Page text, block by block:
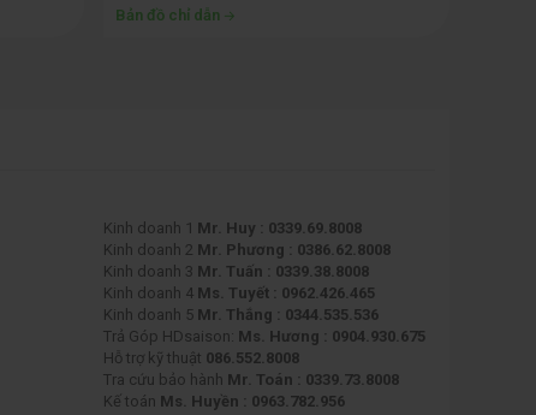
Bản đồ chỉ dẫn
Kinh doanh 1 Mr. Huy : 0339.69.8008
Kinh doanh 2 Mr. Phương : 0386.62.8008
Kinh doanh 3 Mr. Tuấn : 0339.38.8008
Kinh doanh 4 Ms. Tuyết : 0962.426.465
Kinh doanh 5 Mr. Thắng : 0344.535.536
Trả Góp HDsaison: Ms. Hương : 0904.930.675
Hỗ trợ kỹ thuật 086.552.8008
Tra cứu bảo hành Mr. Toán : 0339.73.8008
Kế toán Ms. Huyền : 0963.782.956